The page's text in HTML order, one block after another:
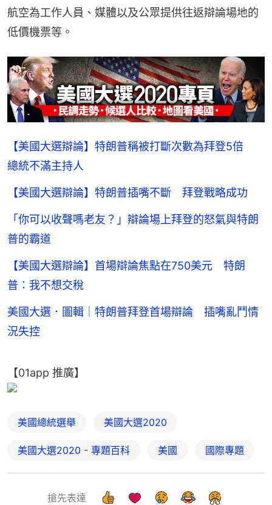
航空為工作人員、媒體以及公眾提供往返辯論場地的
低價機票等。
【美國大選辯論】特朗普稱被打斷次數為拜登5倍
總統不滿主持人
【美國大選辯論】特朗普插嘴不斷 拜登戰略成功
「你可以收聲嗎老友？」辯論場上拜登的怒氣與特朗
普的霸道
【美國大選辯論】首場辯論焦點在750美元 特朗
普：我不想交稅
美國大選．圖輯｜特朗普拜登首場辯論 插嘴亂鬥情
況失控
【01app 推廣】
美國總統選舉 美國大選2020
美國大選2020 - 專題百科 美國 國際專題
搶先表達